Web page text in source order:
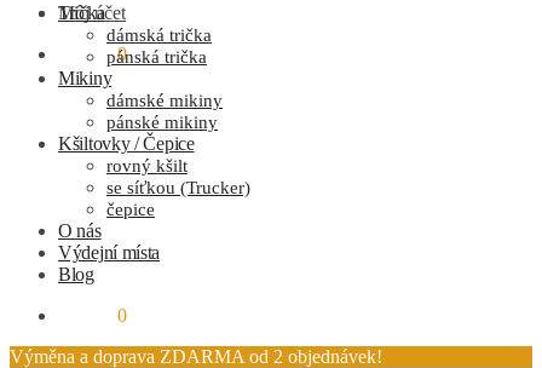
Môj účet
0.00Kč 0
Trička
dámská trička
pánská trička
Mikiny
dámské mikiny
pánské mikiny
Kšiltovky / Čepice
rovný kšilt
se síťkou (Trucker)
čepice
O nás
Výdejní místa
Blog
0
Výměna a doprava ZDARMA od 2 objednávek!